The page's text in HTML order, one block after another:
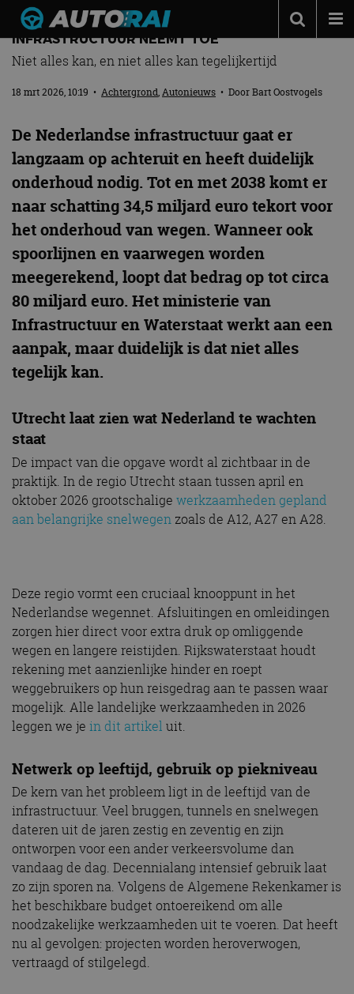
Autonieuws
Automerken
Adverteren
Contact
MotorRAI.nl
34,5 MILJARD TEKORT: DRUK OP NEDERLANDSE
INFRASTRUCTUUR NEEMT TOE
Niet alles kan, en niet alles kan tegelijkertijd
18 mrt 2026, 10:19 • Achtergrond,Autonieuws • DoorBart Oostvogels
De Nederlandse infrastructuur gaat er
langzaam op achteruit en heeft duidelijk
onderhoud nodig. Tot en met 2038 komt er
naar schatting 34,5 miljard euro tekort voor
het onderhoud van wegen. Wanneer ook
spoorlijnen en vaarwegen worden
meegerekend, loopt dat bedrag op tot circa
80 miljard euro. Het ministerie van
Infrastructuur en Waterstaat werkt aan een
aanpak, maar duidelijk is dat niet alles
tegelijk kan.
Utrecht laat zien wat Nederland te wachten
staat
De impact van die opgave wordt al zichtbaar in de
praktijk. In de regio Utrecht staan tussen april en
oktober 2026 grootschalige werkzaamheden gepland
aan belangrijke snelwegen zoals de A12, A27 en A28.
Deze regio vormt een cruciaal knooppunt in het
Nederlandse wegennet. Afsluitingen en omleidingen
zorgen hier direct voor extra druk op omliggende
wegen en langere reistijden. Rijkswaterstaat houdt
rekening met aanzienlijke hinder en roept
weggebruikers op hun reisgedrag aan te passen waar
mogelijk. Alle landelijke werkzaamheden in 2026
leggen we je in dit artikel uit.
Netwerk op leeftijd, gebruik op piekniveau
De kern van het probleem ligt in de leeftijd van de
infrastructuur. Veel bruggen, tunnels en snelwegen
dateren uit de jaren zestig en zeventig en zijn
ontworpen voor een ander verkeersvolume dan
vandaag de dag. Decennialang intensief gebruik laat
zo zijn sporen na. Volgens de Algemene Rekenkamer is
het beschikbare budget ontoereikend om alle
noodzakelijke werkzaamheden uit te voeren. Dat heeft
nu al gevolgen: projecten worden heroverwogen,
vertraagd of stilgelegd.